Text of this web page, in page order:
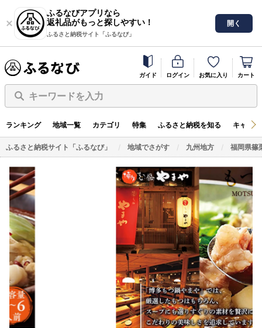
ふるなびアプリなら
返礼品がもっと探しやすい！
ふるさと納税サイト「ふるなび」
開く
ガイド ログイン お気に入り カート
キーワードを入力
ランキング 地域一覧 カテゴリ 特集 ふるさと納税を知る キャン
ふるさと納税サイト「ふるなび」 地域でさがす 九州地方 福岡県篠